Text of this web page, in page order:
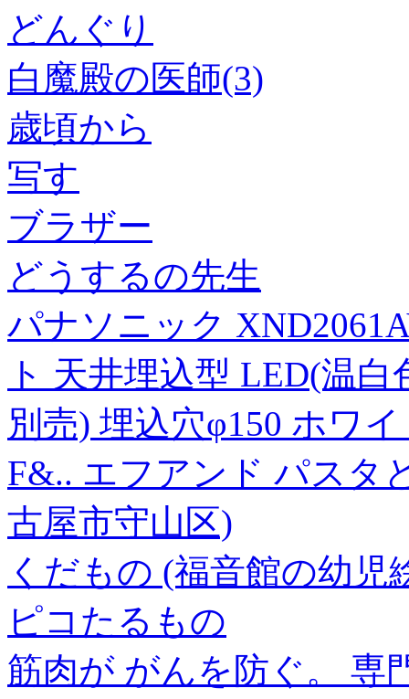
どんぐり
白魔殿の医師(3)
歳頃から
写す
ブラザー
どうするの先生
パナソニック
ト 天井埋込型 LED(温
別売) 埋込穴φ150 ホワ
F&.. エフアンド パスタ
古屋市守山区)
くだもの (福音館の幼児
ピコたるもの
筋肉が がんを防ぐ。 専